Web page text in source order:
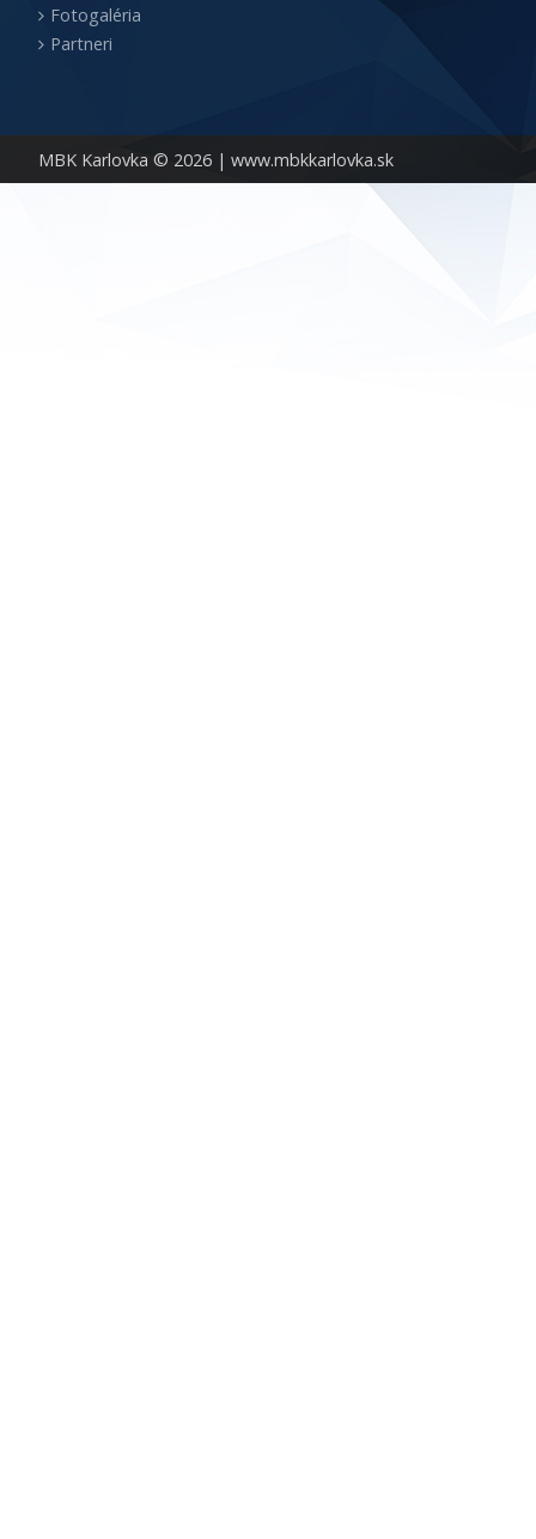
MBK Karlovka © 2026 | www.mbkkarlovka.sk
Fotogaléria
Partneri